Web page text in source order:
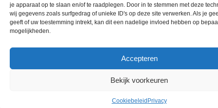
je apparaat op te slaan en/of te raadplegen. Door in te stemmen met deze
wij gegevens zoals surfgedrag of unieke ID's op deze site verwerken. Als je
geeft of uw toestemming intrekt, kan dit een nadelige invloed hebben op
mogelijkheden.
Accepteren
Bekijk voorkeuren
Cookiebeleid Privacy